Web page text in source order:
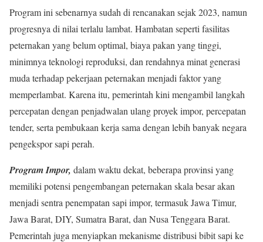
Program ini sebenarnya sudah di rencanakan sejak 2023, namun
progresnya di nilai terlalu lambat. Hambatan seperti fasilitas
peternakan yang belum optimal, biaya pakan yang tinggi,
minimnya teknologi reproduksi, dan rendahnya minat generasi
muda terhadap pekerjaan peternakan menjadi faktor yang
memperlambat. Karena itu, pemerintah kini mengambil langkah
percepatan dengan penjadwalan ulang proyek impor, percepatan
tender, serta pembukaan kerja sama dengan lebih banyak negara
pengekspor sapi perah.
Program Impor, dalam waktu dekat, beberapa provinsi yang
memiliki potensi pengembangan peternakan skala besar akan
menjadi sentra penempatan sapi impor, termasuk Jawa Timur,
Jawa Barat, DIY, Sumatra Barat, dan Nusa Tenggara Barat.
Pemerintah juga menyiapkan mekanisme distribusi bibit sapi ke